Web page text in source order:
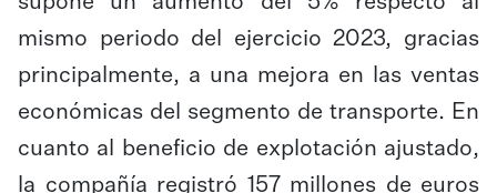
mismo periodo del ejercicio 2023, gracias
principalmente, a una mejora en las ventas
económicas del segmento de transporte. En
cuanto al beneficio de explotación ajustado,
la compañía registró 157 millones de euros